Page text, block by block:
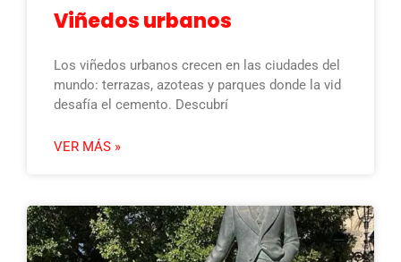
Viñedos urbanos
Los viñedos urbanos crecen en las ciudades del
mundo: terrazas, azoteas y parques donde la vid
desafía el cemento. Descubrí
VER MÁS »